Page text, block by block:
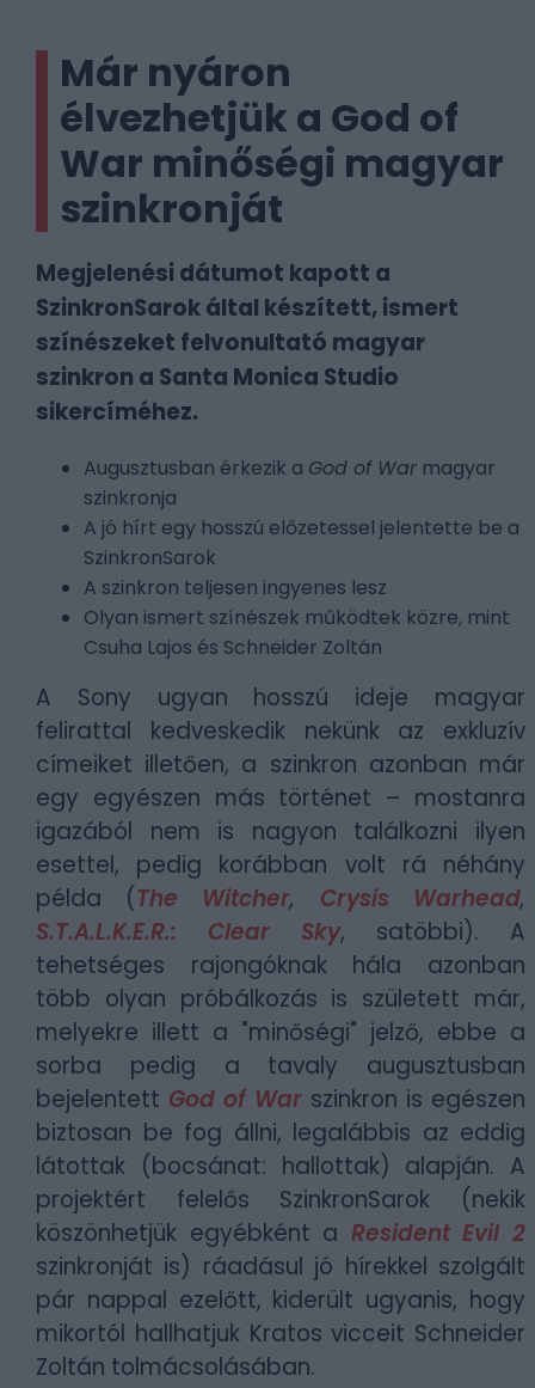
Már nyáron
élvezhetjük a God of
War minőségi magyar
szinkronját
Megjelenési dátumot kapott a
SzinkronSarok által készített, ismert
színészeket felvonultató magyar
szinkron a Santa Monica Studio
sikercíméhez.
Augusztusban érkezik a God of War magyar
szinkronja
A jó hírt egy hosszú előzetessel jelentette be a
SzinkronSarok
A szinkron teljesen ingyenes lesz
Olyan ismert színészek működtek közre, mint
Csuha Lajos és Schneider Zoltán
A Sony ugyan hosszú ideje magyar
felirattal kedveskedik nekünk az exkluzív
címeiket illetően, a szinkron azonban már
egy egyészen más történet – mostanra
igazából nem is nagyon találkozni ilyen
esettel, pedig korábban volt rá néhány
példa (The Witcher, Crysis Warhead,
S.T.A.L.K.E.R.: Clear Sky, satöbbi). A
tehetséges rajongóknak hála azonban
több olyan próbálkozás is született már,
melyekre illett a "minőségi" jelző, ebbe a
sorba pedig a tavaly augusztusban
bejelentett God of Warszinkron is egészen
biztosan be fog állni, legalábbis az eddig
látottak (bocsánat: hallottak) alapján. A
projektért felelős SzinkronSarok (nekik
köszönhetjük egyébként a Resident Evil 2
szinkronját is) ráadásul jó hírekkel szolgált
pár nappal ezelőtt, kiderült ugyanis, hogy
mikortól hallhatjuk Kratos vicceit Schneider
Zoltán tolmácsolásában.